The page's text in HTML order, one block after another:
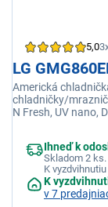
5,0
LG
Americká
chladničky/
N Fresh, UV nano,
Ihneď k
Skladom 2 ks.
K vyzdvihnutiu
K
v 7